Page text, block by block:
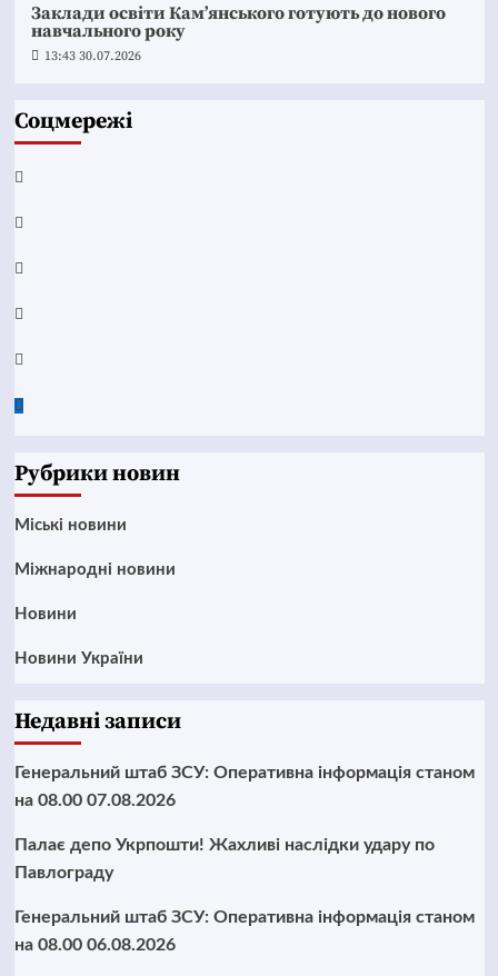
Заклади освіти Кам’янського готують до нового
навчального року
13:43 30.07.2026
Соцмережі
Facebook
YouTube
Telegram
Instagram
Twitter
Google
Рубрики новин
Mіські новини
Міжнародні новини
Новини
Новини України
Недавні записи
Генеральний штаб ЗСУ: Оперативна інформація станом
на 08.00 07.08.2026
Палає депо Укрпошти! Жахливі наслідки удару по
Павлограду
Генеральний штаб ЗСУ: Оперативна інформація станом
на 08.00 06.08.2026